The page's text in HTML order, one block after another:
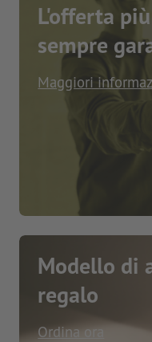
L'offerta
sempre
Maggiori
Modello di
regalo
Ordina ora